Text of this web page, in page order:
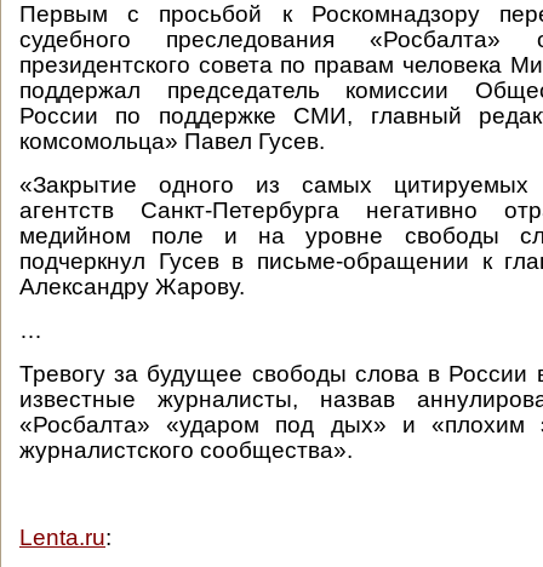
Первым с просьбой к Роскомнадзору
судебного преследования «Росбалта»
президентского совета по правам человека
поддержал председатель комиссии
России по поддержке СМИ, главный
комсомольца» Павел Гусев.
«Закрытие одного из самых цитируемых
агентств Санкт-Петербурга негативно
медийном поле и на уровне свободы
подчеркнул Гусев в письме-обращении к
Александру Жарову.
…
Тревогу за будущее свободы слова в России
известные журналисты, назвав
«Росбалта» «ударом под дых» и «плохим
журналистского сообщества».
Lenta.ru: